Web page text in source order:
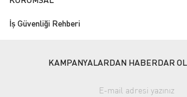
İş Güvenliği Rehberi
KAMPANYALARDAN HABERDAR